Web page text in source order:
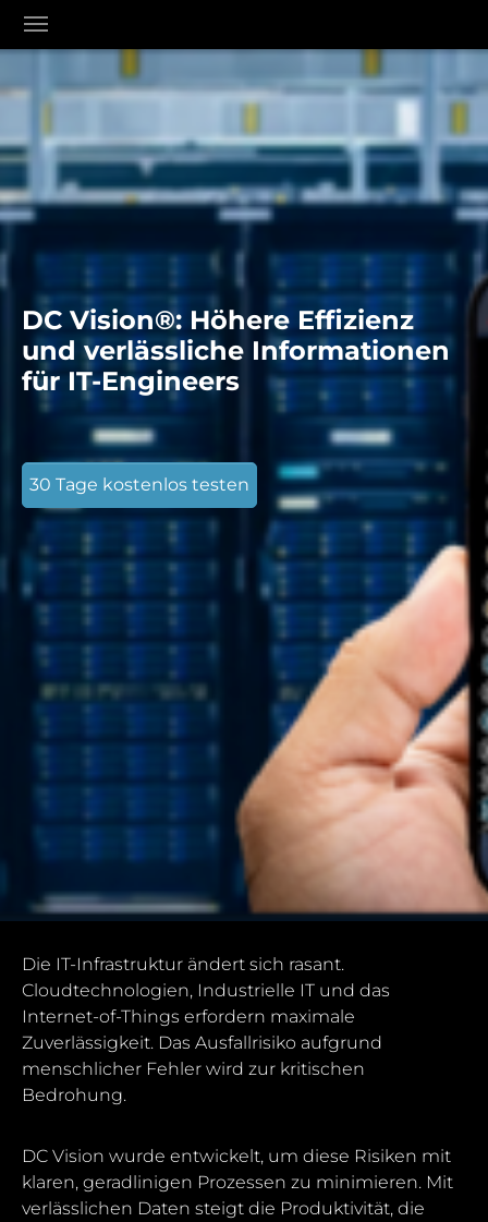
Skip to main content
Skip to page footer
DC Vision®: Höhere Effizienz
und verlässliche Informationen
für IT-Engineers
30 Tage kostenlos testen
Die IT-Infrastruktur ändert sich rasant.
Cloudtechnologien, Industrielle IT und das
Internet-of-Things erfordern maximale
Zuverlässigkeit. Das Ausfallrisiko aufgrund
menschlicher Fehler wird zur kritischen
Bedrohung.
DC Vision wurde entwickelt, um diese Risiken mit
klaren, geradlinigen Prozessen zu minimieren. Mit
verlässlichen Daten steigt die Produktivität, die